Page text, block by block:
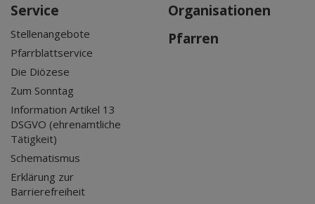
Service
Stellenangebote
Pfarrblattservice
Die Diözese
Zum Sonntag
Information Artikel 13
DSGVO (ehrenamtliche
Tätigkeit)
Schematismus
Erklärung zur
Barrierefreiheit
Organisationen
Pfarren